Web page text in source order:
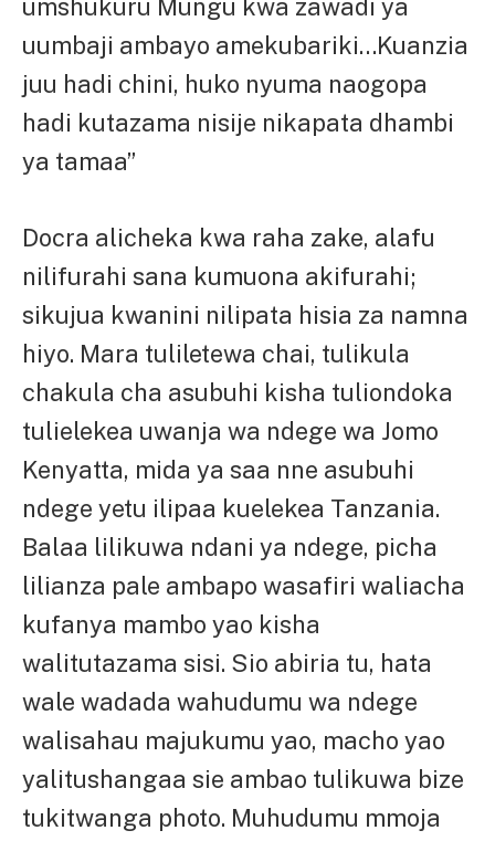
umshukuru Mungu kwa zawadi ya
uumbaji ambayo amekubariki…Kuanzia
juu hadi chini, huko nyuma naogopa
hadi kutazama nisije nikapata dhambi
ya tamaa”
Docra alicheka kwa raha zake, alafu
nilifurahi sana kumuona akifurahi;
sikujua kwanini nilipata hisia za namna
hiyo. Mara tuliletewa chai, tulikula
chakula cha asubuhi kisha tuliondoka
tulielekea uwanja wa ndege wa Jomo
Kenyatta, mida ya saa nne asubuhi
ndege yetu ilipaa kuelekea Tanzania.
Balaa lilikuwa ndani ya ndege, picha
lilianza pale ambapo wasafiri waliacha
kufanya mambo yao kisha
walitutazama sisi. Sio abiria tu, hata
wale wadada wahudumu wa ndege
walisahau majukumu yao, macho yao
yalitushangaa sie ambao tulikuwa bize
tukitwanga photo. Muhudumu mmoja